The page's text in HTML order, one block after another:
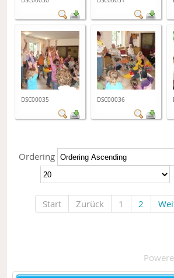
DSC00035 DSC00036
Ordering
Start Zurück 1 2